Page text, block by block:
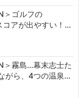
＞ゴルフの
コアが出やすい！…
＞霧島…幕末志士た
がら、4つの温泉…